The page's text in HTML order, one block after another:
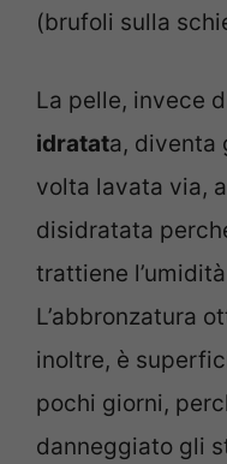
(brufoli sulla
La pelle, invece
idratata, diventa
volta lavata via,
disidratata
trattiene
L’abbronzatura
inoltre, è
pochi giorni,
danneggiato gli